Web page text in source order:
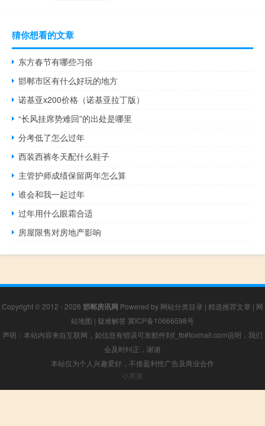
猜你想看的文章
东方春节有哪些习俗
邯郸市区有什么好玩的地方
诺基亚x200价格（诺基亚拉丁版）
“长风挂席势难回”的出处是哪里
分考低了怎么过年
西装西裤冬天配什么鞋子
主管护师成绩保留两年怎么算
谁会和我一起过年
过年用什么眼霜合适
房屋限售对房地产影响
Copyright © 2012 - 2026 邯郸房讯网 Powered by 网站分类目录 | 精选推荐文章 | 网
站地图 | 疑难解答 冀ICP备10666598号
声明：本站内容来自互联网，如信息有错误可发邮件到f_fb#foxmail.com说明，我们
会及时纠正，谢谢
本站仅为个人兴趣爱好，不接盈利性广告及商业合作
小男孩